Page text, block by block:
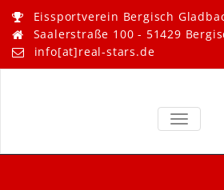
content
Eissportverein Bergisch
Saalerstraße 100 - 51429
info[at]real-stars.de